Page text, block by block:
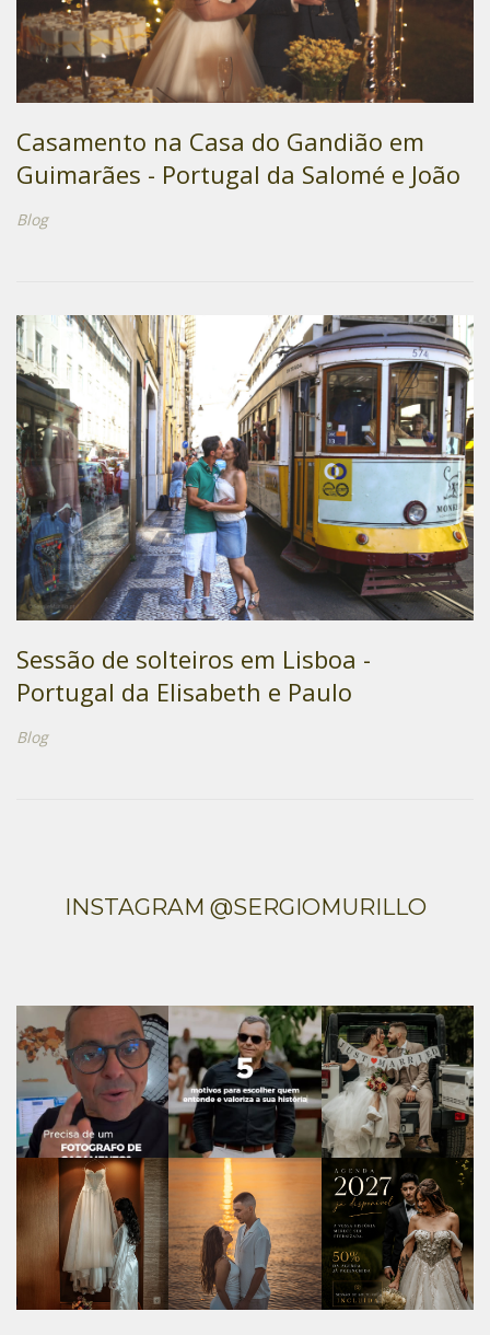
Casamento na Casa do Gandião em
Guimarães - Portugal da Salomé e João
Blog
Sessão de solteiros em Lisboa -
Portugal da Elisabeth e Paulo
Blog
INSTAGRAM @SERGIOMURILLO